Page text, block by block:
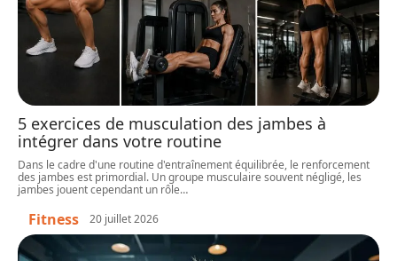
5 exercices de musculation des jambes à
intégrer dans votre routine
Dans le cadre d'une routine d'entraînement équilibrée, le renforcement
des jambes est primordial. Un groupe musculaire souvent négligé, les
jambes jouent cependant un rôle…
Fitness 20 juillet 2026